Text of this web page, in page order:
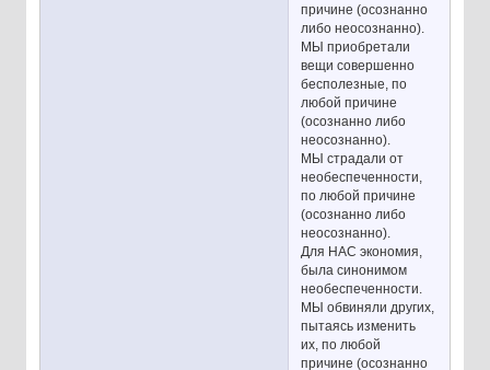
причине (осознанно
либо неосознанно).
МЫ приобретали
вещи совершенно
бесполезные, по
любой причине
(осознанно либо
неосознанно).
МЫ страдали от
необеспеченности,
по любой причине
(осознанно либо
неосознанно).
Для НАС экономия,
была синонимом
необеспеченности.
МЫ обвиняли других,
пытаясь изменить
их, по любой
причине (осознанно